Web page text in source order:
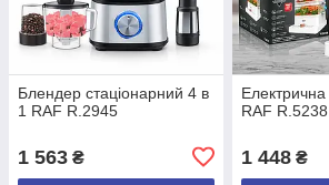
Блендер стаціонарний 4 в
1 RAF R.2945
1 563 ₴
RAF R.5238
1 448₴